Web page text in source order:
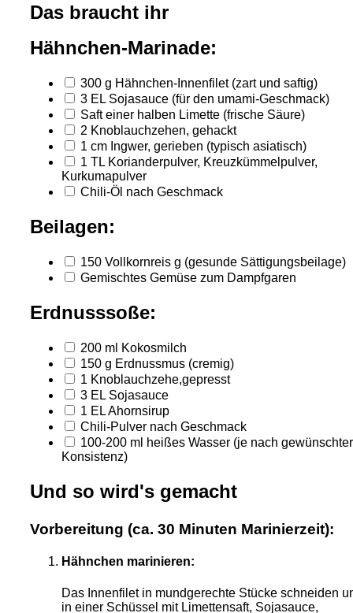
Das braucht ihr
Hähnchen-Marinade:
300 g Hähnchen-Innenfilet (zart und saftig)
3 EL Sojasauce (für den umami-Geschmack)
Saft einer halben Limette (frische Säure)
2 Knoblauchzehen, gehackt
1 cm Ingwer, gerieben (typisch asiatisch)
1 TL Korianderpulver, Kreuzkümmelpulver,
Kurkumapulver
Chili-Öl nach Geschmack
Beilagen:
150 Vollkornreis g (gesunde Sättigungsbeilage)
Gemischtes Gemüse zum Dampfgaren
Erdnusssoße:
200 ml Kokosmilch
150 g Erdnussmus (cremig)
1 Knoblauchzehe,gepresst
3 EL Sojasauce
1 ELAhornsirup
Chili-Pulver nach Geschmack
100-200 ml heißes Wasser (je nach gewünschter
Konsistenz)
Und so wird's gemacht
Vorbereitung (ca. 30 Minuten Marinierzeit):
Hähnchen marinieren:
Das Innenfilet in mundgerechte Stücke schneiden
in einer Schüssel mit Limettensaft, Sojasauce,